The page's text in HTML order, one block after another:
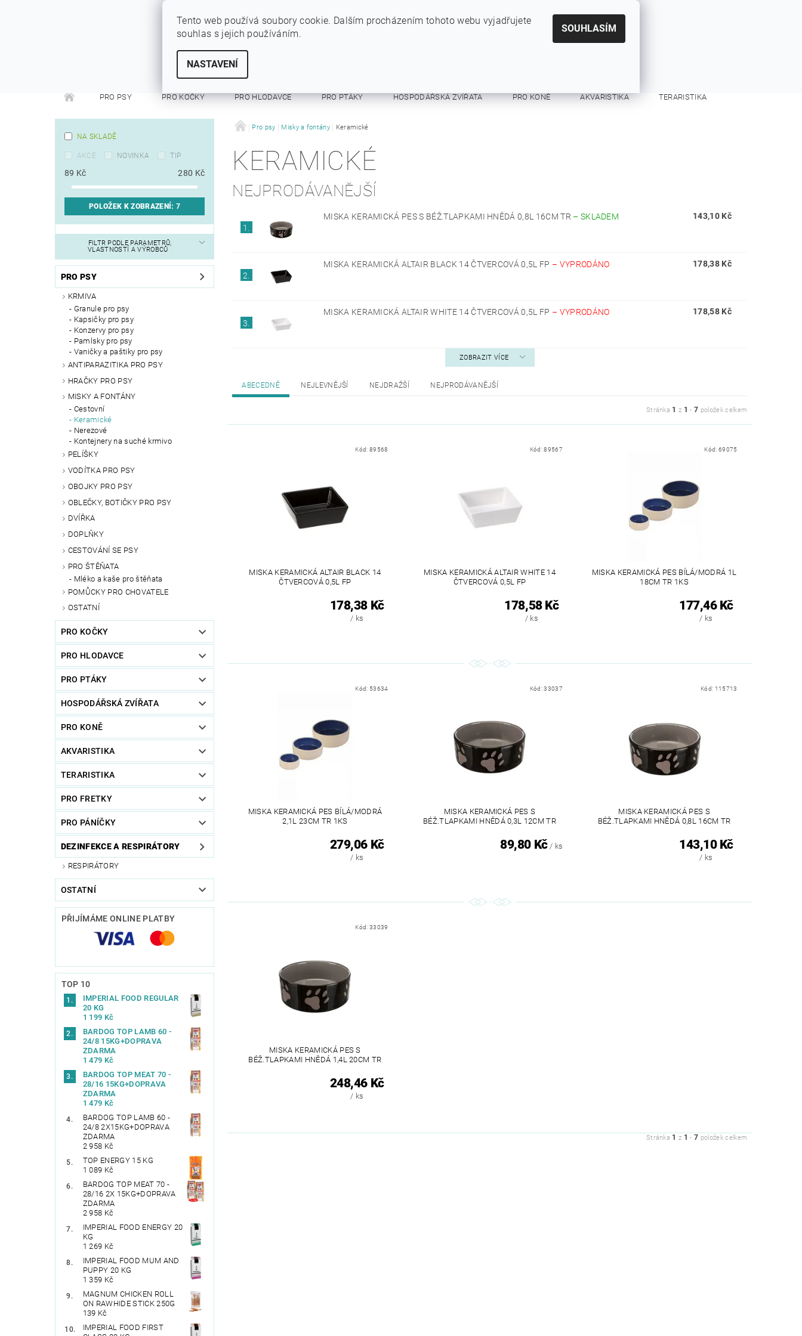
PRO PSY PRO KOČKY PRO HLODAVCE PRO PTÁKY HOSPODÁŘSKÁ ZVÍŘATA PRO KONĚ AKVARISTIKA TERARISTIKA
DEZINFEKCE A RESPIRÁTORY OSTATNÍ
NA SKLADĚ
AKCE NOVINKA TIP
89 Kč 280 Kč
POLOŽEK K ZOBRAZENÍ: 7
FILTR PODLE PARAMETRŮ,
VLASTNOSTÍ A VÝROBCŮ
PRO PSY
KRMIVA
Granule pro psy
Kapsičky pro psy
Konzervy pro psy
Pamlsky pro psy
Vaničky a paštiky pro psy
ANTIPARAZITIKA PRO PSY
HRAČKY PRO PSY
MISKY A FONTÁNY
Cestovní
Keramické
Nerezové
Kontejnery na suché krmivo
PELÍŠKY
VODÍTKA PRO PSY
OBOJKY PRO PSY
OBLEČKY, BOTIČKY PRO PSY
DVÍŘKA
DOPLŇKY
CESTOVÁNÍ SE PSY
PRO ŠTĚŇATA
Mléko a kaše pro štěňata
POMŮCKY PRO CHOVATELE
OSTATNÍ
PRO KOČKY
PRO HLODAVCE
PRO PTÁKY
HOSPODÁŘSKÁ ZVÍŘATA
PRO KONĚ
AKVARISTIKA
TERARISTIKA
PRO FRETKY
PRO PÁNÍČKY
DEZINFEKCE A RESPIRÁTORY
RESPIRÁTORY
OSTATNÍ
PŘIJÍMÁME ONLINE PLATBY
TOP 10
IMPERIAL FOOD REGULAR
20 KG
1 199 Kč
BARDOG TOP LAMB 60 -
24/8 15KG+DOPRAVA
ZDARMA
1 479 Kč
BARDOG TOP MEAT 70 -
28/16 15KG+DOPRAVA
ZDARMA
1 479 Kč
BARDOG TOP LAMB 60 -
24/8 2X15KG+DOPRAVA
ZDARMA
2 958 Kč
TOP ENERGY 15 KG
1 089 Kč
BARDOG TOP MEAT 70 -
28/16 2X 15KG+DOPRAVA
ZDARMA
2 958 Kč
IMPERIAL FOOD ENERGY 20
KG
1 269 Kč
IMPERIAL FOOD MUM AND
PUPPY 20 KG
1 359 Kč
MAGNUM CHICKEN ROLL
ON RAWHIDE STICK 250G
139 Kč
IMPERIAL FOOD FIRST
Pro psy Misky a fontány Keramické
KERAMICKÉ
NEJPRODÁVANĚJŠÍ
1.
MISKA KERAMICKÁ PES S BÉŽ.TLAPKAMI HNĚDÁ 0,8L 16CM TR – SKLADEM 143,10 Kč
2.
MISKA KERAMICKÁ ALTAIR BLACK 14 ČTVERCOVÁ 0,5L FP – VYPRODÁNO 178,38 Kč
3.
MISKA KERAMICKÁ ALTAIR WHITE 14 ČTVERCOVÁ 0,5L FP – VYPRODÁNO 178,58 Kč
ZOBRAZIT VÍCE
ABECEDNĚ NEJLEVNĚJŠÍ NEJDRAŽŠÍ NEJPRODÁVANĚJŠÍ
Stránka 1 z 1 -7 položek celkem
Kód: 89568
MISKA KERAMICKÁ ALTAIR BLACK 14
ČTVERCOVÁ 0,5L FP
178,38 Kč
/ ks
Kód:89567
MISKA KERAMICKÁ ALTAIR WHITE 14
ČTVERCOVÁ 0,5L FP
178,58 Kč
/ ks
Kód:69075
MISKA KERAMICKÁ PES BÍLÁ/MODRÁ 1L
18CM TR 1KS
177,46 Kč
/ ks
Kód: 53634
MISKA KERAMICKÁ PES BÍLÁ/MODRÁ
2,1L 23CM TR 1KS
279,06 Kč
/ ks
Kód:33037
MISKA KERAMICKÁ PES S
BÉŽ.TLAPKAMI HNĚDÁ 0,3L 12CM TR
89,80 Kč / ks
Kód: 115713
MISKA KERAMICKÁ PES S
BÉŽ.TLAPKAMI HNĚDÁ 0,8L 16CM TR
143,10 Kč
/ ks
Kód: 33039
MISKA KERAMICKÁ PES S
BÉŽ.TLAPKAMI HNĚDÁ 1,4L 20CM TR
248,46 Kč
/ ks
Stránka 1 z 1 -7 položek celkem
Tento web používá soubory cookie. Dalším procházením tohoto webu vyjadřujete
souhlas s jejich používáním.
NASTAVENÍ
SOUHLASÍM